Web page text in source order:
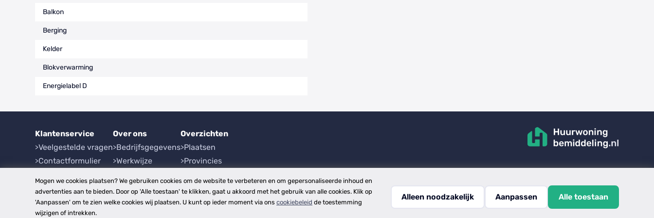
Balkon
Berging
Kelder
Blokverwarming
Energielabel D
Klantenservice
Veelgestelde vragen
Contactformulier
Over ons
Bedrijfsgegevens
Werkwijze
Overzichten
Plaatsen
Provincies
Copyright © 2026disclaimer
Mogen we cookies plaatsen? We gebruiken cookies om de website te verbeteren en om gepersonaliseerde inhoud en
advertenties aan te bieden. Door op 'Alle toestaan' te klikken, gaat u akkoord met het gebruik van alle cookies. Klik op
'Aanpassen' om te zien welke cookies wij plaatsen. U kunt op ieder moment via ons cookiebeleid de toestemming
wijzigen of intrekken.
Alleen noodzakelijk Aanpassen Alle toestaan